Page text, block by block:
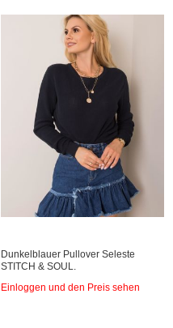
Dunkelblauer Pullover Seleste
STITCH & SOUL.
Einloggen und den Preis sehen